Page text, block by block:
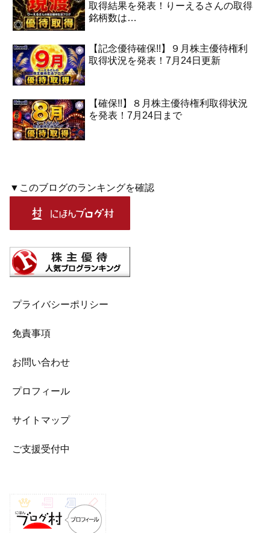
取得結果を発表！りーえるさんの取得
銘柄数は…
【記念優待確保!!】９月株主優待権利
取得状況を発表！7月24日更新
【確保!!】８月株主優待権利取得状況
を発表！7月24日まで
▼このブログのランキングを確認
プライバシーポリシー
免責事項
お問い合わせ
プロフィール
サイトマップ
ご支援受付中